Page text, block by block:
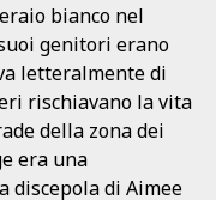
bianco nel
genitori erano
letteralmente di
rischiavano la vita
della zona dei
era una
discepola di Aimee